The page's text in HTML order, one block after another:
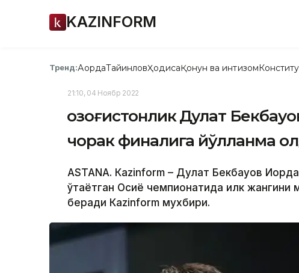
KAZINFORM
Тренд:АқордаТайинловҲодисаҚонун ва интизом
21:10, 04 Ноябр 2022
Қозоғистонлик Дулат
чорак финалига йўлланма
ASTANA. Кazinform – Дулат Бекбауов
ўтаётган Осиё чемпионатида илк жангини
беради Кazinform мухбири.